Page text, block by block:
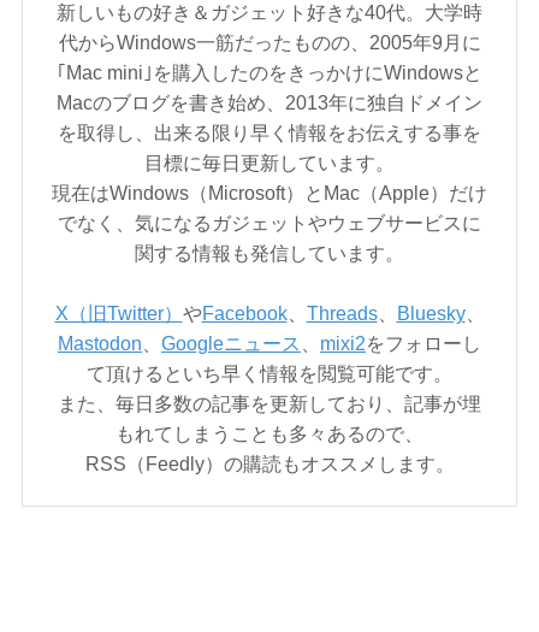
新しいもの好き＆ガジェット好きな40代。大学時
代からWindows一筋だったものの、2005年9月に
｢Mac mini｣を購入したのをきっかけにWindowsと
Macのブログを書き始め、2013年に独自ドメイン
を取得し、出来る限り早く情報をお伝えする事を
目標に毎日更新しています。
現在はWindows（Microsoft）とMac（Apple）だけ
でなく、気になるガジェットやウェブサービスに
関する情報も発信しています。
X（旧Twitter） やFacebook、 Threads、 Bluesky、
Mastodon
Googleニュース mixi2をフォローし
て頂けるといち早く情報を閲覧可能です。
また、毎日多数の記事を更新しており、記事が埋
もれてしまうことも多々あるので、
RSS（Feedly）の購読もオススメします。